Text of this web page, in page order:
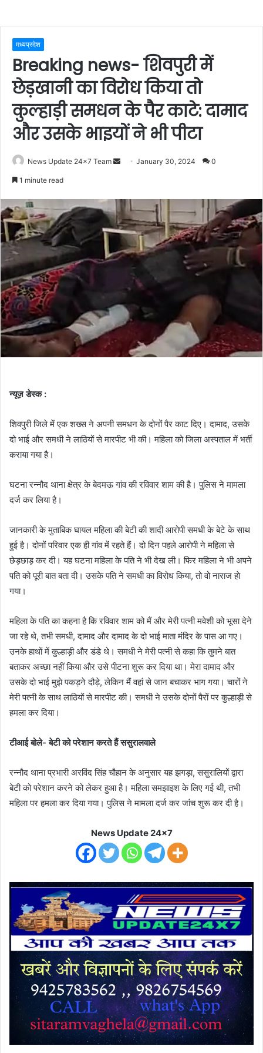
मध्यप्रदेश
Breaking news- शिवपुरी में
छेड़खानी का विरोध किया तो
कुल्हाड़ी समधन के पैर काटे: दामाद
और उसके भाइयों ने भी पीटा
News Update 24x7 Team
Send January 30, 2024 0
1 minute read
न्यूज़ डेस्क :
शिवपुरी जिले में एक शख्स ने अपनी समधन के दोनों पैर काट दिए। दामाद, उसके
दो भाई और समधी ने लाठियों से मारपीट भी की। महिला को जिला अस्पताल में भर्ती
कराया गया है।
घटना रन्नौद थाना क्षेत्र के बेदमऊ गांव की रविवार शाम की है। पुलिस ने मामला
दर्ज कर लिया है।
जानकारी के मुताबिक घायल महिला की बेटी की शादी आरोपी समधी के बेटे के साथ
हुई है। दोनों परिवार एक ही गांव में रहते हैं। दो दिन पहले आरोपी ने महिला से
छेड़छाड़ कर दी। यह घटना महिला के पति ने भी देख ली। फिर महिला ने भी अपने
पति को पूरी बात बता दी। उसके पति ने समधी का विरोध किया, तो वो नाराज हाे
गया।
महिला के पति का कहना है कि रविवार शाम को मैं और मेरी पत्नी मवेशी को भूसा देने
जा रहे थे, तभी समधी, दामाद और दामाद के दो भाई माता मंदिर के पास आ गए।
उनके हाथों में कुल्हाड़ी और डंडे थे। समधी ने मेरी पत्नी से कहा कि तुमने बात
बताकर अच्छा नहीं किया और उसे पीटना शुरू कर दिया था। मेरा दामाद और
उसके दो भाई मुझे पकड़ने दौड़े, लेकिन मैं वहां से जान बचाकर भाग गया। चारों ने
मेरी पत्नी के साथ लाठियों से मारपीट की। समधी ने उसके दोनों पैरों पर कुल्हाड़ी से
हमला कर दिया।
टीआई बोले- बेटी को परेशान करते हैं ससुरालवाले
रन्नौद थाना प्रभारी अरविंद सिंह चौहान के अनुसार यह झगड़ा, ससुरालियों द्वारा
बेटी को परेशान करने को लेकर हुआ है। महिला समझाइश के लिए गई थी, तभी
महिला पर हमला कर दिया गया। पुलिस ने मामला दर्ज कर जांच शुरू कर दी है।
News Update 24x7